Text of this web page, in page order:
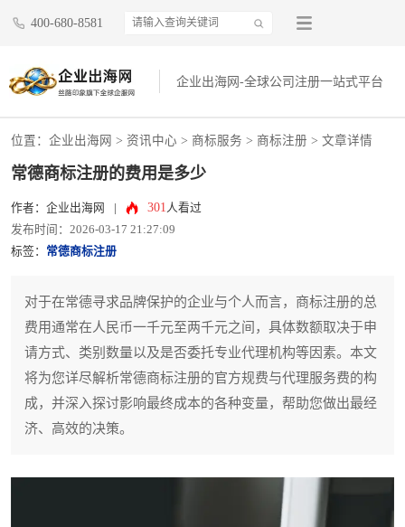
400-680-8581
企业出海网-全球公司注册一站式平台
位置： 企业出海网 > 资讯中心 > 商标服务 > 商标注册 > 文章详情
常德商标注册的费用是多少
作者：企业出海网 301人看过
发布时间：2026-03-17 21:27:09
标签： 常德商标注册
对于在常德寻求品牌保护的企业与个人而言，商标注册的总
费用通常在人民币一千元至两千元之间，具体数额取决于申
请方式、类别数量以及是否委托专业代理机构等因素。本文
将为您详尽解析常德商标注册的官方规费与代理服务费的构
成，并深入探讨影响最终成本的各种变量，帮助您做出最经
济、高效的决策。